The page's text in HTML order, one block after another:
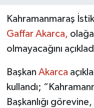
Kahramanmaraş
Gaffar Akarca,
olmayacağını
Başkan Akarca
kullandı;
Başkanlığı